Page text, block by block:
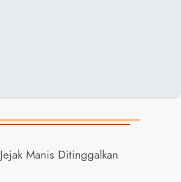
Jejak Manis Ditinggalkan